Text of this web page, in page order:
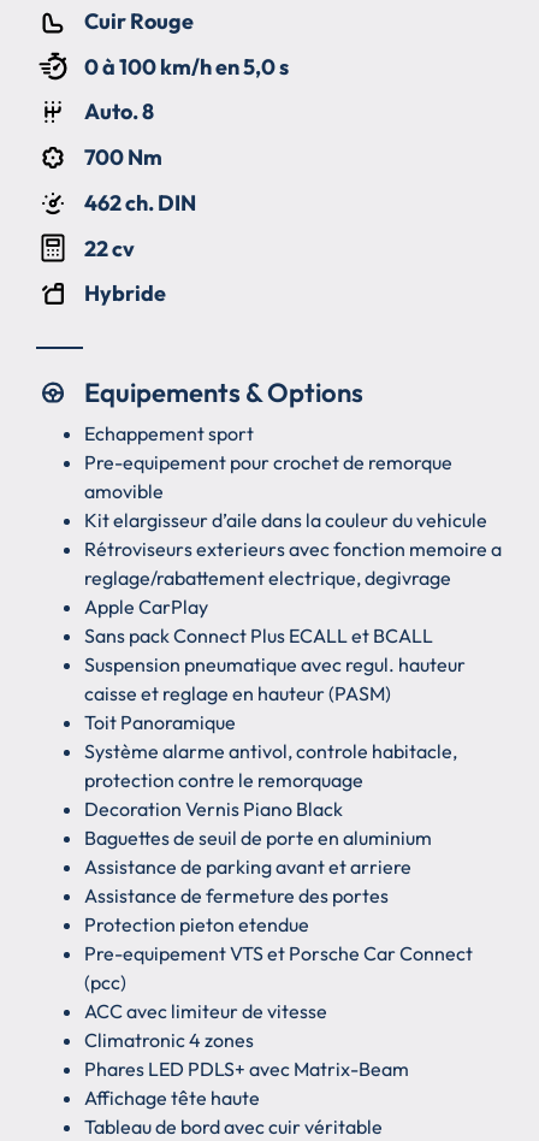
Cuir Rouge
0 à 100 km/h en 5,0 s
Auto. 8
700 Nm
462 ch. DIN
22 cv
Hybride
Equipements & Options
Echappement sport
Pre-equipement pour crochet de remorque
amovible
Kit elargisseur d’aile dans la couleur du vehicule
Rétroviseurs exterieurs avec fonction memoire a
reglage/rabattement electrique, degivrage
Apple CarPlay
Sans pack Connect Plus ECALL et BCALL
Suspension pneumatique avec regul. hauteur
caisse et reglage en hauteur (PASM)
Toit Panoramique
Système alarme antivol, controle habitacle,
protection contre le remorquage
Decoration Vernis Piano Black
Baguettes de seuil de porte en aluminium
Assistance de parking avant et arriere
Assistance de fermeture des portes
Protection pieton etendue
Pre-equipement VTS et Porsche Car Connect
(pcc)
ACC avec limiteur de vitesse
Climatronic 4 zones
Phares LED PDLS+ avec Matrix-Beam
Affichage tête haute
Tableau de bord avec cuir véritable